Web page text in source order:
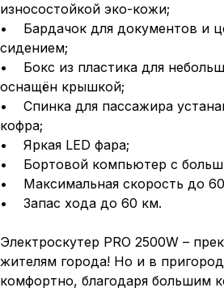
износостойкой эко-кожи;
• Бардачок для документов и
сидением;
• Бокс из пластика для
оснащён крышкой;
• Спинка для пассажира
кофра;
• Яркая LED фара;
• Бортовой компьютер с
• Максимальная скорость до
• Запас хода до 60 км.
Электроскутер PRO 2500W –
жителям города! Но и в
комфортно, благодаря большим